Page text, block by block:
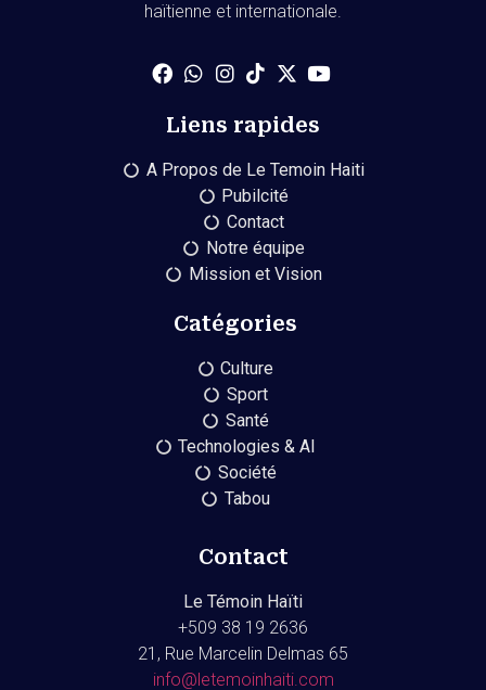
haïtienne et internationale.
Liens rapides
A Propos de Le Temoin Haiti
Pubilcité
Contact
Notre équipe
Mission et Vision
Catégories
Culture
Sport
Santé
Technologies & AI
Société
Tabou
Contact
Le Témoin Haïti
+509 38 19 2636
21, Rue Marcelin Delmas 65
info@letemoinhaiti.com